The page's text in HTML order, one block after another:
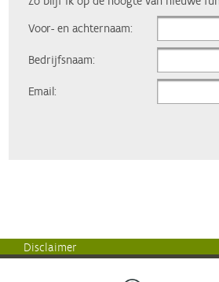
Voor- en achternaam:
Bedrijfsnaam:
Email:
Disclaimer